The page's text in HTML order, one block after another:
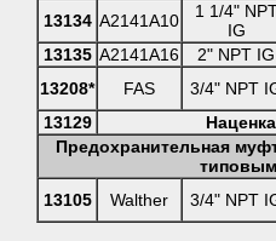
13134 A2141A10
1 1/4"
IG
13135 A2141A16 2" NPT IG
13208*
FAS 3/4" NPT
13129
Предохранительная
13105
Walther 3/4" NPT